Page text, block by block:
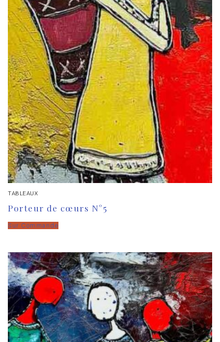
TABLEAUX
Porteur de cœurs N°5
Sur Commande